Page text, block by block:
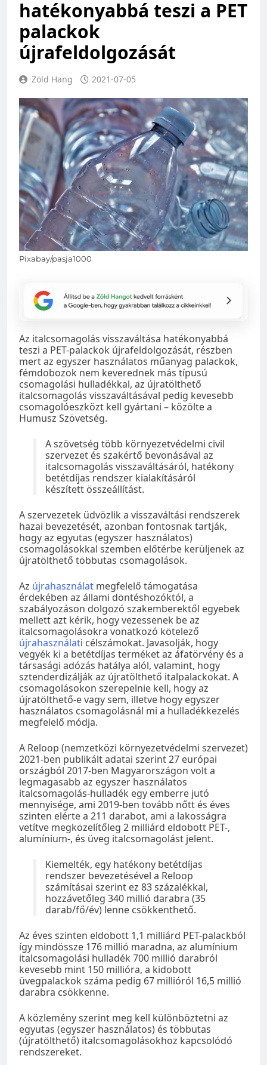
hatékonyabbá teszi a PET
palackok
újrafeldolgozását
Zöld Hang 2021-07-05
Pixabay/pasja1000
Az italcsomagolás visszaváltása hatékonyabbá
teszi a PET-palackok újrafeldolgozását, részben
mert az egyszer használatos műanyag palackok,
fémdobozok nem keverednek más típusú
csomagolási hulladékkal, az újratölthető
italcsomagolás visszaváltásával pedig kevesebb
csomagolóeszközt kell gyártani – közölte a
Humusz Szövetség.
A szövetség több környezetvédelmi civil
szervezet és szakértő bevonásával az
italcsomagolás visszaváltásáról, hatékony
betétdíjas rendszer kialakításáról
készített összeállítást.
A szervezetek üdvözlik a visszaváltási rendszerek
hazai bevezetését, azonban fontosnak tartják,
hogy az egyutas (egyszer használatos)
csomagolásokkal szemben előtérbe kerüljenek az
újratölthető többutas csomagolások.
Az újrahasználat megfelelő támogatása
érdekében az állami döntéshozóktól, a
szabályozáson dolgozó szakemberektől egyebek
mellett azt kérik, hogy vezessenek be az
italcsomagolásokra vonatkozó kötelező
újrahasználati célszámokat. Javasolják, hogy
vegyék ki a betétdíjas terméket az áfatörvény és a
társasági adózás hatálya alól, valamint, hogy
sztenderdizálják az újratölthető italpalackokat. A
csomagolásokon szerepelnie kell, hogy az
újratölthető-e vagy sem, illetve hogy egyszer
használatos csomagolásnál mi a hulladékkezelés
megfelelő módja.
A Reloop (nemzetközi környezetvédelmi szervezet)
2021-ben publikált adatai szerint 27 európai
országból 2017-ben Magyarországon volt a
legmagasabb az egyszer használatos
italcsomagolás-hulladék egy emberre jutó
mennyisége, ami 2019-ben tovább nőtt és éves
szinten elérte a 211 darabot, ami a lakosságra
vetítve megközelítőleg 2 milliárd eldobott PET-,
alumínium-, és üveg italcsomagolást jelent.
Kiemelték, egy hatékony betétdíjas
rendszer bevezetésével a Reloop
számításai szerint ez 83 százalékkal,
hozzávetőleg 340 millió darabra (35
darab/fő/év) lenne csökkenthető.
Az éves szinten eldobott 1,1 milliárd PET-palackból
így mindössze 176 millió maradna, az alumínium
italcsomagolási hulladék 700 millió darabról
kevesebb mint 150 millióra, a kidobott
üvegpalackok száma pedig 67 millióról 16,5 millió
darabra csökkenne.
A közlemény szerint meg kell különböztetni az
egyutas (egyszer használatos) és többutas
(újratölthető) italcsomagolásokhoz kapcsolódó
rendszereket.